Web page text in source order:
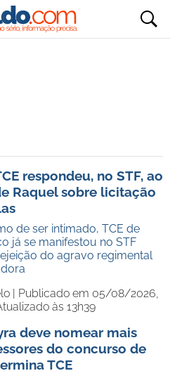
respondeu, no STF, ao
Raquel sobre licitação
de ser intimado, TCE de
já se manifestou no STF
do agravo regimental
| Publicado em 05/08/2026,
às 13h39
deve nomear mais
do concurso de
TCE